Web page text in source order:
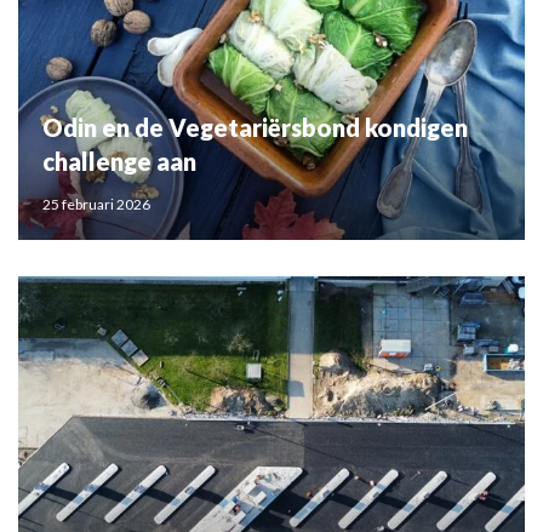
Odin en de Vegetariërsbond kondigen
challenge aan
25 februari 2026